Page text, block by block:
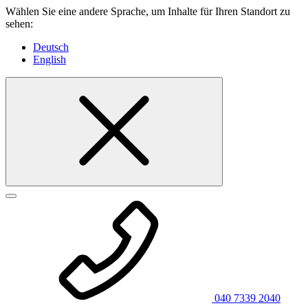
Wählen Sie eine andere Sprache, um Inhalte für Ihren Standort zu
sehen:
Deutsch
English
040 7339 2040